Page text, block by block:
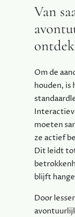
Van
Om de
houden, is
moeten
ze actief
Dit leidt
blijft
Door